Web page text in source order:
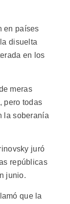
en países
disuelta
en los
meras
pero todas
la soberanía
juró
repúblicas
junio.
que la